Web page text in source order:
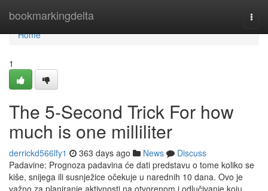
bookmarkingdelta
Home
Home
1
The 5-Second Trick For how
much is one milliliter
derrickd566lfy1 363 days ago News
Discuss
Padavine: Prognoza padavina će dati predstavu o tome koliko se
kiše, snijega ili susnježice očekuje u narednih 10 dana. Ovo je
važno za planiranje aktivnosti na otvorenom i odlučivanje koju